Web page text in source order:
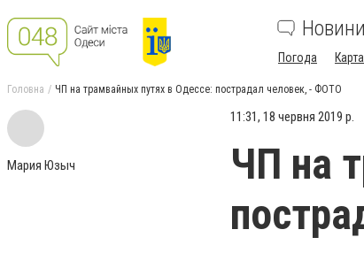
Новини
Погода
Головна ЧП на трамвайных путях в Одессе: пострадал человек, - ФОТО
Мария Юзыч
11:31, 18 червня 2019 р.
ЧП на